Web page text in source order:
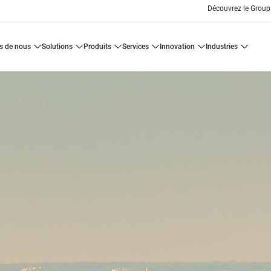
Découvrez le Group
de nous solutions produits services innovation industries